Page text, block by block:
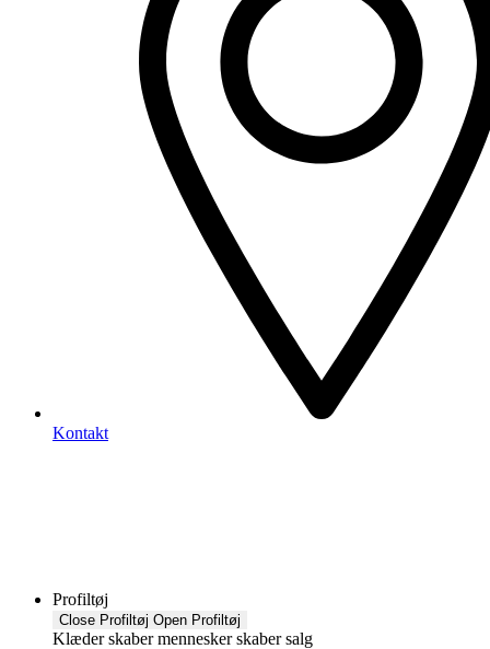
Kontakt
Profiltøj
Close Profiltøj Open Profiltøj
Klæder skaber mennesker skaber salg